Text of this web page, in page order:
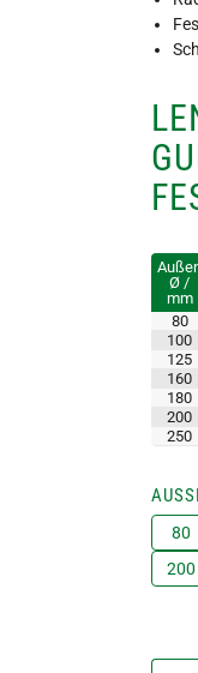
Ø /
mm
80
100
125
160
180
200
250
80
200